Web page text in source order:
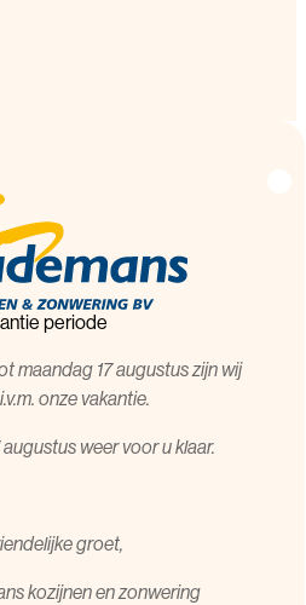
periode
maandag 17 augustus zijn wij
onze vakantie.
weer voor u klaar.
groet,
kozijnen en zonwering